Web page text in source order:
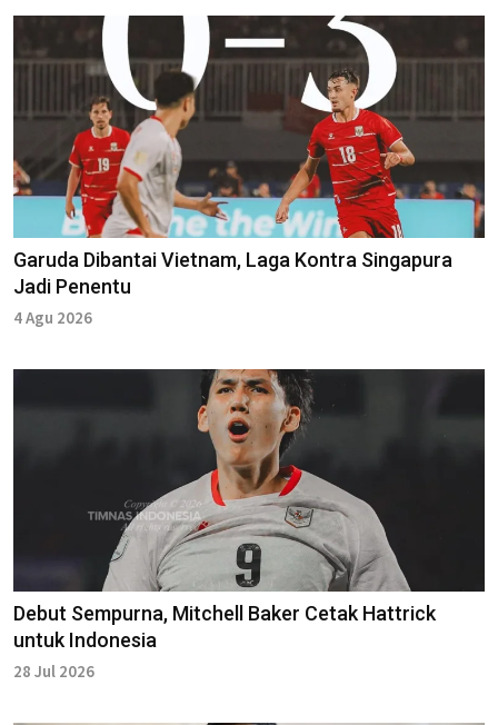
Garuda Dibantai Vietnam, Laga Kontra Singapura
Jadi Penentu
4 Agu 2026
Debut Sempurna, Mitchell Baker Cetak Hattrick
untuk Indonesia
28 Jul 2026